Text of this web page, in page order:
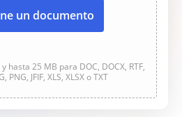
un documento
hasta 25 MB para DOC, DOCX, RTF,
PNG, JFIF, XLS, XLSX o TXT